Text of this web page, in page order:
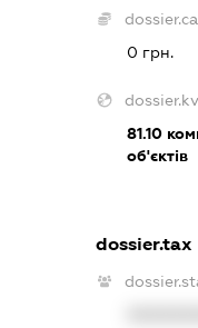
0 грн.
81.10
об'єктів
dossier.tax